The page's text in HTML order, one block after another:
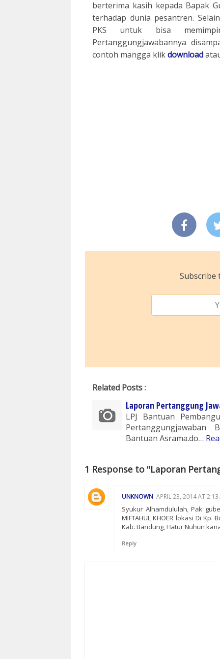
berterima kasih kepada Bapak
terhadap dunia pesantren.
PKS untuk bisa
Pertanggungjawabannya
contoh mangga klikdownload
Subscribe
Related Posts :
Laporan Pertanggung
LPJ Bantuan
Pertanggungjawaban
Bantuan Asrama.do…
1 Response to "Laporan
UNKNOWN APRIL 23, 2014 AT 2:13
Syukur Alhamdululah, Pak
MIFTAHUL KHOER lokasi Di
Kab. Bandung, Hatur Nuhun
Reply